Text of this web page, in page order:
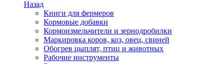
Назад
Книги для фермеров
Кормовые добавки
Кормоизмельчители и зернодробилки
Маркировка коров, коз, овец, свиней
Обогрев цыплят, птиц и животных
Рабочие инструменты